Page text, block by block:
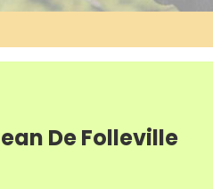
De Folleville